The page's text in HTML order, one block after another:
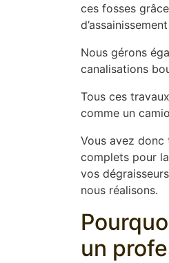
ces fosses
Nous gérons
canalisations
Tous ces
comme un
Vous avez
complets pour
vos
nous réalisons.
un